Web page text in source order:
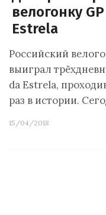
велогонку
Estrela
Российский
выиграл
da Estrela,
раз в истории.
15/04/2018